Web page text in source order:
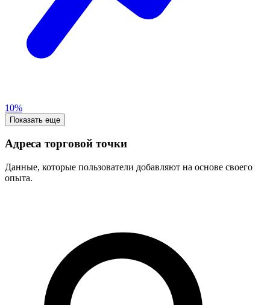
10%
Показать еще
Адреса торговой точки
Данные, которые пользователи добавляют на основе своего
опыта.